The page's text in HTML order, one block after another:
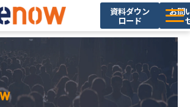
資料ダウン
ロード
お問
導入実績
セミナー・イベント